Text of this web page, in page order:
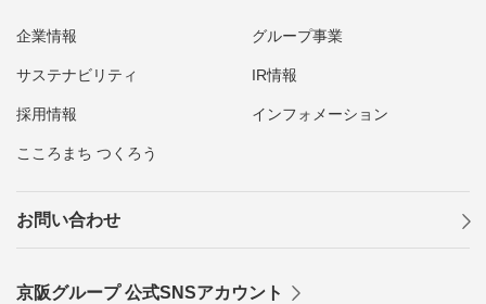
企業情報 グループ事業
サステナビリティ IR情報
採用情報 インフォメーション
こころまち つくろう
お問い合わせ
京阪グループ 公式SNSアカウント